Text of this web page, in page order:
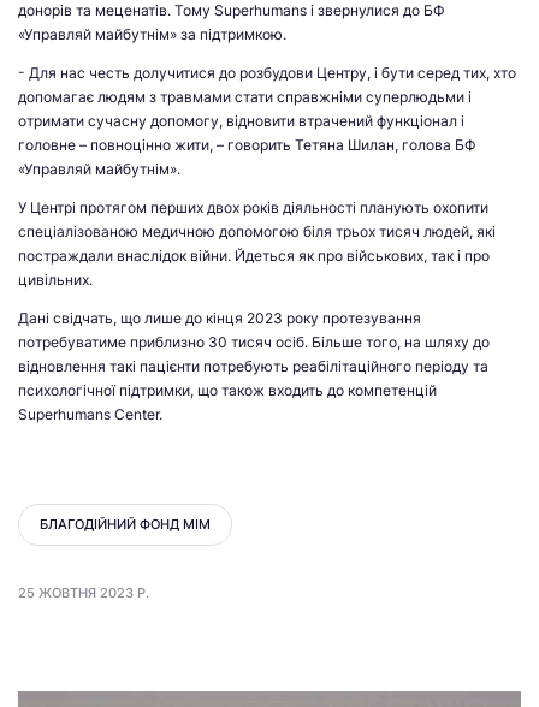
донорів та меценатів. Тому Superhumans і звернулися до БФ
«Управляй майбутнім» за підтримкою.
- Для нас честь долучитися до розбудови Центру, і бути серед тих, хто
допомагає людям з травмами стати справжніми суперлюдьми і
отримати сучасну допомогу, відновити втрачений функціонал і
головне – повноцінно жити, – говорить Тетяна Шилан, голова БФ
«Управляй майбутнім».
У Центрі протягом перших двох років діяльності планують охопити
спеціалізованою медичною допомогою біля трьох тисяч людей, які
постраждали внаслідок війни. Йдеться як про військових, так і про
цивільних.
Дані свідчать, що лише до кінця 2023 року протезування
потребуватиме приблизно 30 тисяч осіб. Більше того, на шляху до
відновлення такі пацієнти потребують реабілітаційного періоду та
психологічної підтримки, що також входить до компетенцій
Superhumans Center.
БЛАГОДІЙНИЙ ФОНД МІМ
25 ЖОВТНЯ 2023 Р.